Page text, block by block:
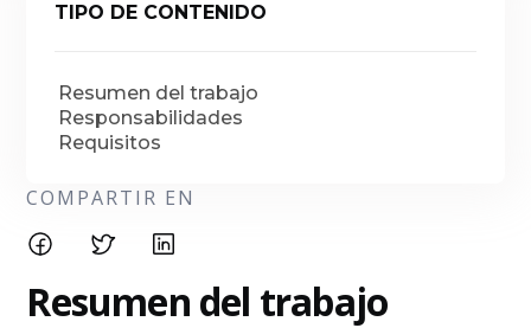
TIPO DE CONTENIDO
Resumen del trabajo
Responsabilidades
Requisitos
COMPARTIR EN
Resumen del trabajo